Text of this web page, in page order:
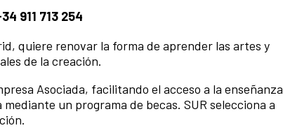
911 713 254
quiere renovar la forma de aprender las artes y
de la creación.
Asociada, facilitando el acceso a la enseñanza
un programa de becas. SUR selecciona a